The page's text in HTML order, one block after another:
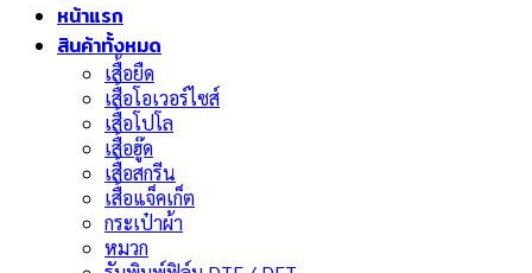
หน้าแรก
สินค้าทั้งหมด
เสื้อยืด
เสื้อโอเวอร์ไซส์
เสื้อโปโล
เสื้อฮู๊ด
เสื้อสกรีน
เสื้อแจ็คเก็ต
กระเป๋าผ้า
หมวก